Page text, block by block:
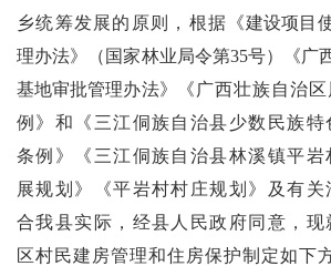
乡统筹发展的原则，根据 《建设项目
理办法》（国家林业局令第35号）《广
基地审批管理办法》
《广西壮族自治
例》和《三江侗族自治县少数民族特
条例》《三江侗族自治县林溪镇平岩
展规划》
《平岩村村庄规划 》
及有关
合我县实际， 经县人民政府同意， 现
区村民建房管理和住房保护制定如下